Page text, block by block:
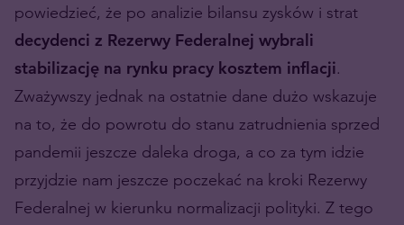
powiedzieć, że po analizie bilansu zysków i strat
decydenci z Rezerwy Federalnej wybrali
stabilizację na rynku pracy kosztem inflacji.
Zważywszy jednak na ostatnie dane dużo wskazuje
na to, że do powrotu do stanu zatrudnienia sprzed
pandemii jeszcze daleka droga, a co za tym idzie
przyjdzie nam jeszcze poczekać na kroki Rezerwy
Federalnej w kierunku normalizacji polityki. Z tego